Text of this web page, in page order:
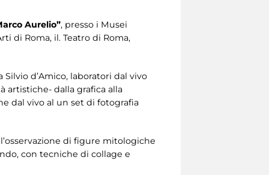
Aurelio”, presso i Musei
di Roma, il. Teatro di Roma,
d’Amico, laboratori dal vivo
artistiche- dalla grafica alla
dal vivo al un set di fotografia
di figure mitologiche
con tecniche di collage e